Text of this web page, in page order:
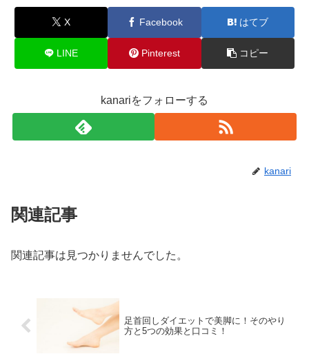
X Facebook はてブ
LINE Pinterest コピー
kanariをフォローする
kanari
関連記事
関連記事は見つかりませんでした。
足首回しダイエットで美脚に！そのやり
方と5つの効果と口コミ！